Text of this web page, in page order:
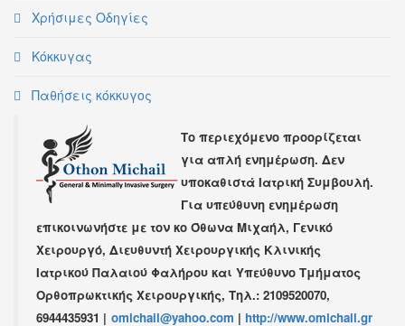
Χρήσιμες Οδηγίες
Κόκκυγας
Παθήσεις κόκκυγος
Το περιεχόμενο προορίζεται
για απλή ενημέρωση. Δεν
υποκαθιστά Ιατρική Συμβουλή.
Για υπεύθυνη ενημέρωση
επικοινωνήστε με τον κο Όθωνα Μιχαήλ, Γενικό
Χειρουργό, Διευθυντή Χειρουργικής Κλινικής
Ιατρικού Παλαιού Φαλήρου και Υπεύθυνο Τμήματος
Ορθοπρωκτικής Χειρουργικής, Τηλ.: 2109520070,
6944435931 | omichail@yahoo.com | http://www.omichail.gr